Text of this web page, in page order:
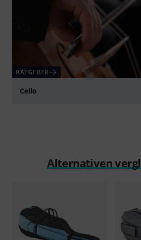
RATGEBER
Cello
Alternativen